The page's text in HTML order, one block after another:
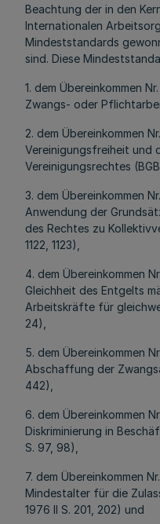
Beachtung der in den
Internationalen
Mindeststandards
sind. Diese
1. dem Übereinkommen
Zwangs- oder
2. dem Übereinkommen
Vereinigungsfreiheit und
Vereinigungsrechtes
3. dem Übereinkommen
Anwendung der
des Rechtes zu
1122, 1123),
4. dem Übereinkommen
Gleichheit des Entgelts
Arbeitskräfte für
24),
5. dem Übereinkommen
Abschaffung der
442),
6. dem Übereinkommen
Diskriminierung in
S. 97, 98),
7. dem Übereinkommen
Mindestalter für die
1976 II S. 201, 202) und